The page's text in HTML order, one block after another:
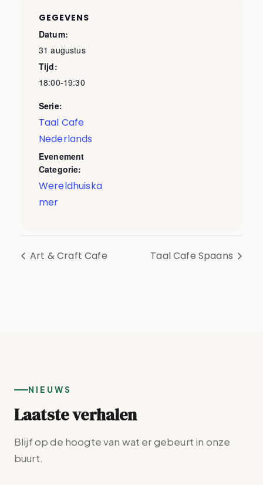
GEGEVENS
Datum:
31 augustus
Tijd:
18:00-19:30
Serie:
Taal Cafe
Nederlands
Evenement
Categorie:
Wereldhuiska
mer
Art & Craft Cafe Taal Cafe Spaans
NIEUWS
Laatste verhalen
Blijf op de hoogte van wat er gebeurt in onze
buurt.